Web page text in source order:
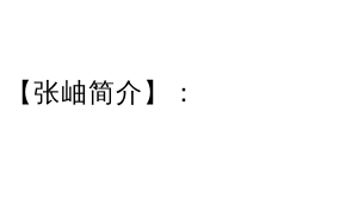
【张岫简介】：